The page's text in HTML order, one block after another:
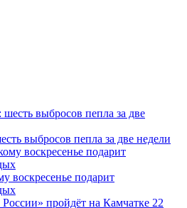
выбросов пепла за две недели
воскресенье подарит